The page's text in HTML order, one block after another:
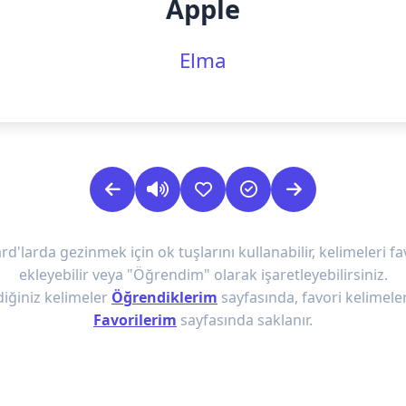
Apple
Elma
gezinmek için ok tuşlarını kullanabilir, kelimeleri
ekleyebilir veya "Öğrendim" olarak işaretleyebilirsiniz.
kelimeler Öğrendiklerim sayfasında, favori
Favorilerim sayfasında saklanır.